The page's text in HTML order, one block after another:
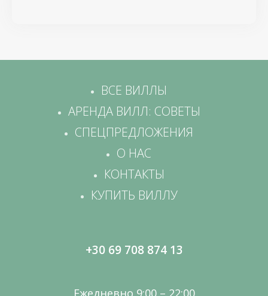
ВСЕ ВИЛЛЫ
АРЕНДА ВИЛЛ: СОВЕТЫ
СПЕЦПРЕДЛОЖЕНИЯ
О НАС
КОНТАКТЫ
КУПИТЬ ВИЛЛУ
+30 69 708 874 13
Ежедневно 9:00 – 22:00